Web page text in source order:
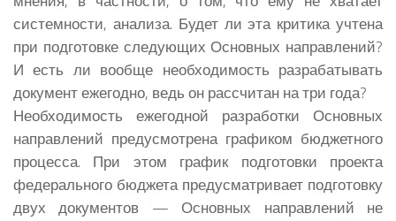
системности, анализа. Будет ли эта критика учтена
при подготовке следующих Основных направлений?
И есть ли вообще необходимость разрабатывать
документ ежегодно, ведь он рассчитан на три года?
Необходимость ежегодной разработки Основных
направлений предусмотрена графиком бюджетного
процесса. При этом график подготовки проекта
федерального бюджета предусматривает подготовку
двух документов — Основных направлений не